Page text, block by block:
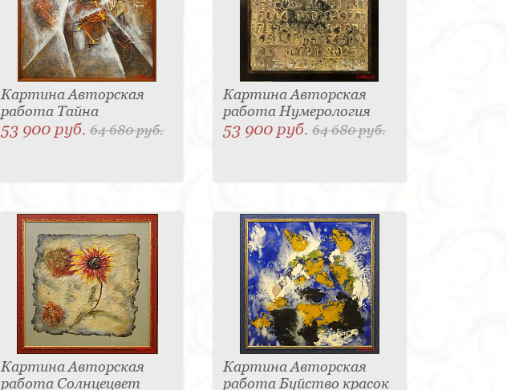
Картина Авторская
работа Тайна
53 900 руб. 64 680 руб.
Картина Авторская
работа Нумерология
53 900 руб.64 680 руб.
Картина Авторская
работа Солнцецвет
Картина Авторская
работа Буйство красок